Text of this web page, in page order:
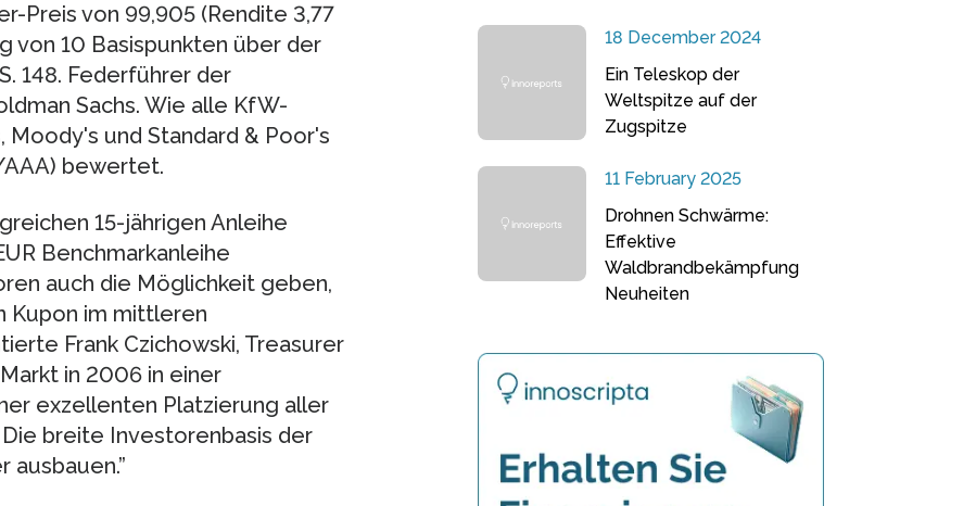
Preis von 99,905 (Rendite 3,77
von 10 Basispunkten über der
148. Federführer der
Sachs. Wie alle KfW-
Moody's und Standard & Poor's
bewertet.
15-jährigen Anleihe
Benchmarkanleihe
auch die Möglichkeit geben,
Kupon im mittleren
Frank Czichowski, Treasurer
in 2006 in einer
exzellenten Platzierung aller
breite Investorenbasis der
ausbauen.”
18 December 2024
Ein Teleskop der
Weltspitze auf der
Zugspitze
11 February 2025
Drohnen Schwärme:
Effektive
Waldbrandbekämpfung
Neuheiten